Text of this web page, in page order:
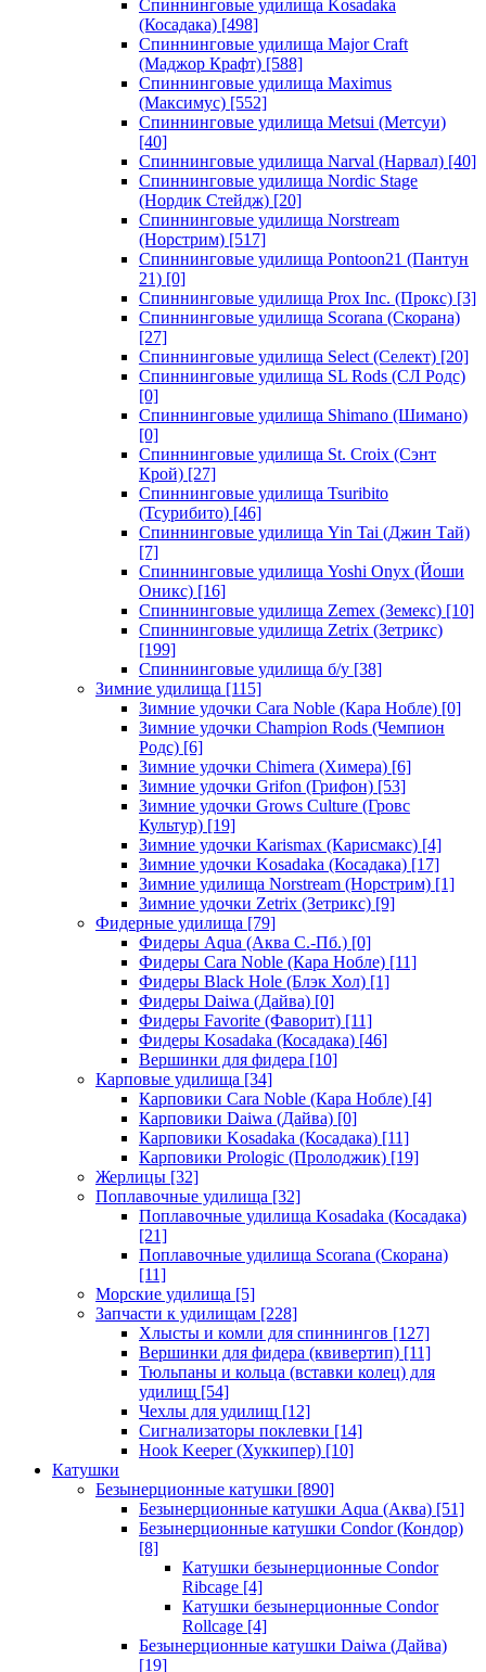
Спиннинговые удилища Kosadaka
(Косадака) [498]
Спиннинговые удилища Major Craft
(Маджор Крафт) [588]
Спиннинговые удилища Maximus
(Максимус) [552]
Спиннинговые удилища Metsui (Метсуи)
[40]
Спиннинговые удилища Narval (Нарвал) [40]
Спиннинговые удилища Nordic Stage
(Нордик Стейдж) [20]
Спиннинговые удилища Norstream
(Норстрим) [517]
Спиннинговые удилища Pontoon21 (Пантун
21) [0]
Спиннинговые удилища Prox Inc. (Прокс) [3]
Спиннинговые удилища Scorana (Скорана)
[27]
Спиннинговые удилища Select (Селект) [20]
Спиннинговые удилища SL Rods (СЛ Родс)
[0]
Спиннинговые удилища Shimano (Шимано)
[0]
Спиннинговые удилища St. Croix (Сэнт
Крой) [27]
Спиннинговые удилища Tsuribito
(Тсурибито) [46]
Спиннинговые удилища Yin Tai (Джин Тай)
[7]
Спиннинговые удилища Yoshi Onyx (Йоши
Оникс) [16]
Спиннинговые удилища Zemex (Земекс) [10]
Спиннинговые удилища Zetrix (Зетрикс)
[199]
Спиннинговые удилища б/у [38]
Зимние удилища [115]
Зимние удочки Cara Noble (Кара Нобле) [0]
Зимние удочки Champion Rods (Чемпион
Родс) [6]
Зимние удочки Chimera (Химера) [6]
Зимние удочки Grifon (Грифон) [53]
Зимние удочки Grows Culture (Гровс
Культур) [19]
Зимние удочки Karismax (Карисмакс) [4]
Зимние удочки Kosadaka (Косадака) [17]
Зимние удилища Norstream (Норстрим) [1]
Зимние удочки Zetrix (Зетрикс) [9]
Фидерные удилища [79]
Фидеры Aqua (Аква С.-Пб.) [0]
Фидеры Cara Noble (Кара Нобле) [11]
Фидеры Black Hole (Блэк Хол) [1]
Фидеры Daiwa (Дайва) [0]
Фидеры Favorite (Фаворит) [11]
Фидеры Kosadaka (Косадака) [46]
Вершинки для фидера [10]
Карповые удилища [34]
Карповики Cara Noble (Кара Нобле) [4]
Карповики Daiwa (Дайва) [0]
Карповики Kosadaka (Косадака) [11]
Карповики Prologic (Пролоджик) [19]
Жерлицы [32]
Поплавочные удилища [32]
Поплавочные удилища Kosadaka (Косадака)
[21]
Поплавочные удилища Scorana (Скорана)
[11]
Морские удилища [5]
Запчасти к удилищам [228]
Хлысты и комли для спиннингов [127]
Вершинки для фидера (квивертип) [11]
Тюльпаны и кольца (вставки колец) для
удилищ [54]
Чехлы для удилищ [12]
Сигнализаторы поклевки [14]
Hook Keeper (Хуккипер) [10]
Катушки
Безынерционные катушки [890]
Безынерционные катушки Aqua (Аква) [51]
Безынерционные катушки Condor (Кондор)
[8]
Катушки безынерционные Condor
Ribcage [4]
Катушки безынерционные Condor
Rollcage [4]
Безынерционные катушки Daiwa (Дайва)
[19]